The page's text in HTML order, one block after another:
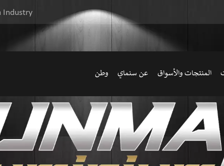
Industry
وطن عن سنماي المنتجات والأسواق